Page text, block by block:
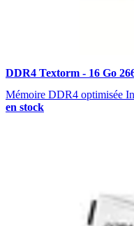
DDR4 Textorm - 16 Go
Mémoire DDR4 optimisée
en stock